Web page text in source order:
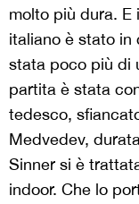
molto più dura. E
italiano è stato in
stata poco più di
partita è stata
tedesco,
Medvedev,
Sinner si è
indoor. Che lo